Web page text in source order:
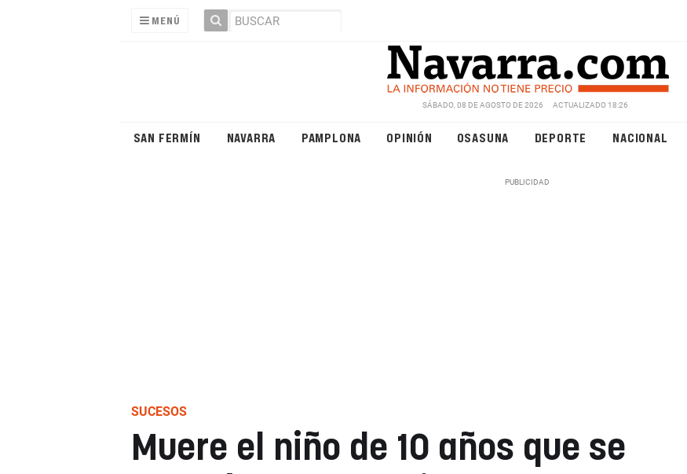
MENÚ
SÁBADO, 08 DE AGOSTO DE 2026 ACTUALIZADO 18:26
SAN FERMÍN NAVARRA PAMPLONA OPINIÓN OSASUNA DEPORTE NACIONAL
SUCESOS
Muere el niño de 10 años que se